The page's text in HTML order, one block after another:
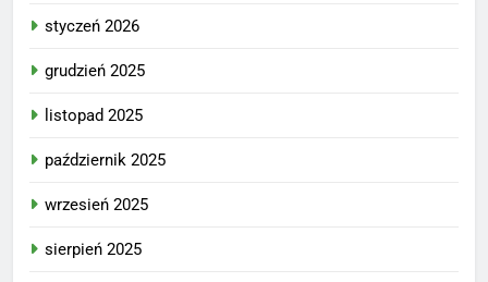
styczeń 2026
grudzień 2025
listopad 2025
październik 2025
wrzesień 2025
sierpień 2025